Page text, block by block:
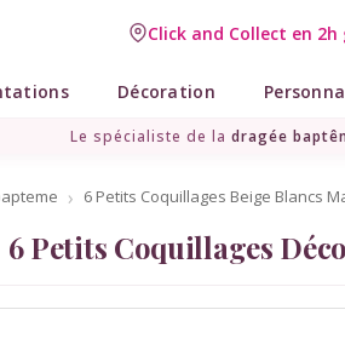
Click and Collect en 2h
Livraison point
Décoration
Le spécialiste de la dragée
6 Petits Coquillages Beige Blancs
6 Petits Coquillages